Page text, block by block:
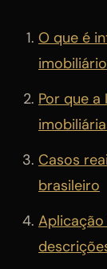
O que é
imobiliário
Por que
Casos
brasileiro